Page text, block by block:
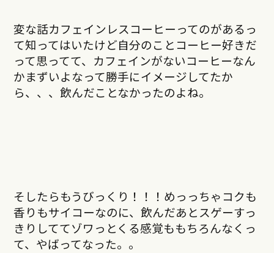
変な話カフェインレスコーヒーってのがあるっ
て知ってはいたけど自分のことコーヒー好きだ
って思ってて、カフェインがないコーヒーなん
かまずいよなって勝手にイメージしてたか
ら、、、飲んだことなかったのよね。
そしたらもうびっくり！！！めっっちゃコクも
香りもサイコーなのに、飲んだあとスゲーすっ
きりしててゾワっとくる感覚ももちろんなくっ
て、やばってなった。。